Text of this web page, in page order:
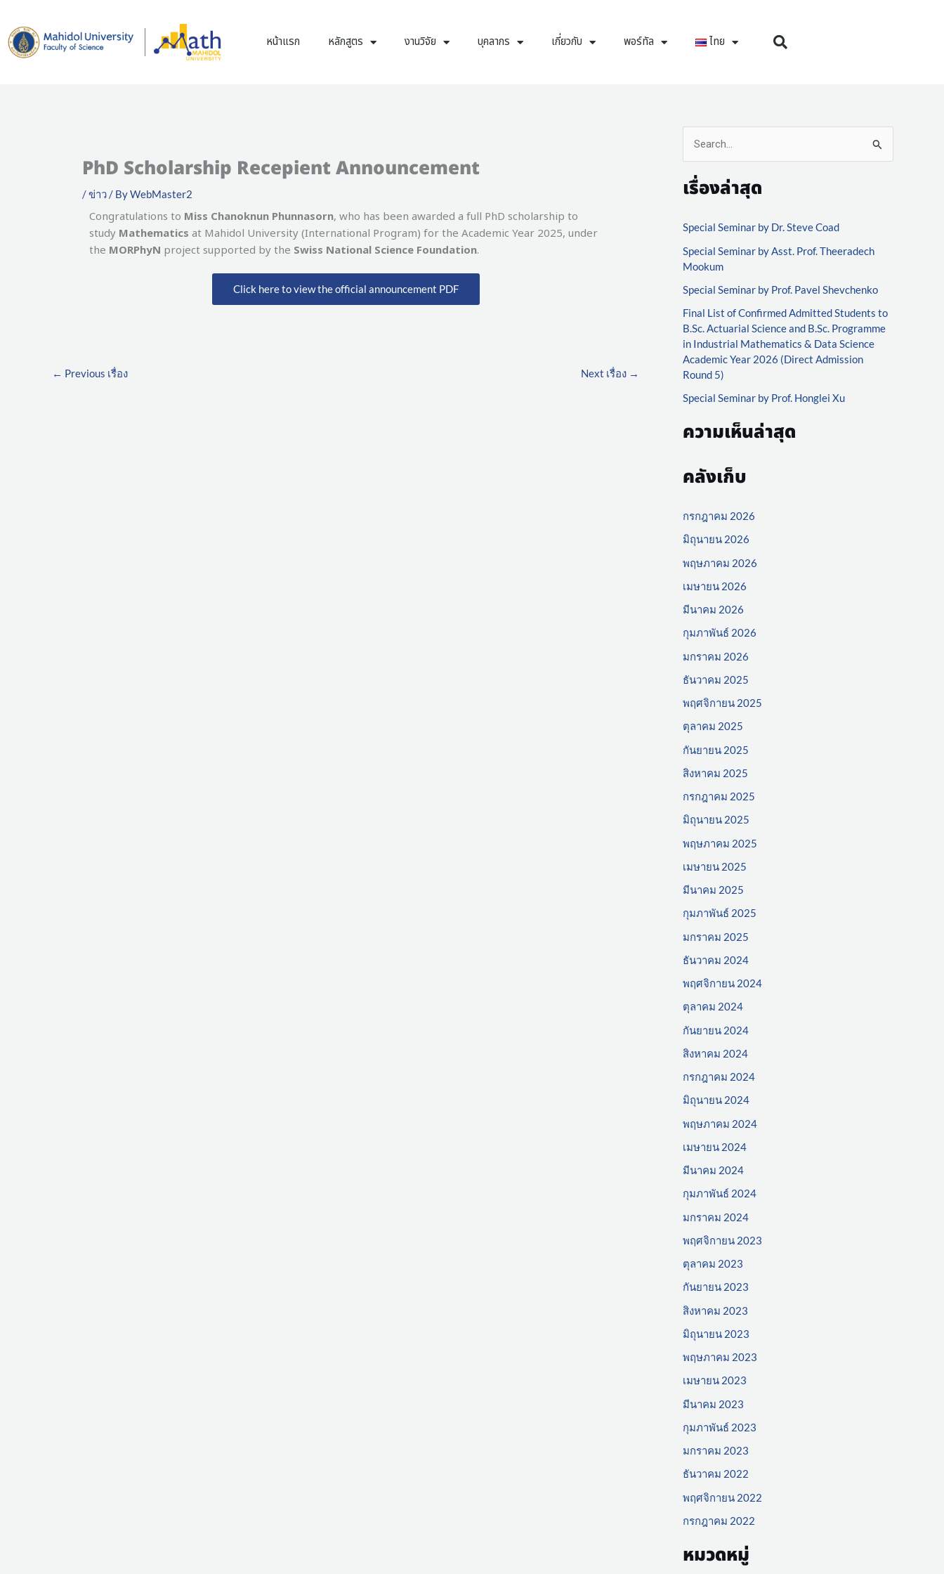
content
หน้าแรก หลักสูตร งานวิจัย บุคลากร เกี่ยวกับ พอร์ทัล ไทย
PhD Scholarship Recepient Announcement
/ข่าว/ ByWebMaster2
Congratulations to Miss Chanoknun Phunnasorn, who has been awarded a full PhD scholarship to
study Mathematics at Mahidol University (International Program) for the Academic Year 2025, under
the MORPhyN project supported by the Swiss National Science Foundation.
Click here to view the official announcement PDF
← Previous เรื่อง Next เรื่อง →
a
c
h
f
o
r
:
เรื่องล่าสุด
Special Seminar by Dr. Steve Coad
Special Seminar by Asst. Prof. Theeradech
Mookum
Special Seminar by Prof. Pavel Shevchenko
Final List of Confirmed Admitted Students to
B.Sc. Actuarial Science and B.Sc. Programme
in Industrial Mathematics & Data Science
Academic Year 2026 (Direct Admission
Round 5)
Special Seminar by Prof. Honglei Xu
ความเห็นล่าสุด
คลังเก็บ
กรกฎาคม 2026
มิถุนายน 2026
พฤษภาคม 2026
เมษายน 2026
มีนาคม 2026
กุมภาพันธ์ 2026
มกราคม 2026
ธันวาคม 2025
พฤศจิกายน 2025
ตุลาคม 2025
กันยายน 2025
สิงหาคม 2025
กรกฎาคม 2025
มิถุนายน 2025
พฤษภาคม 2025
เมษายน 2025
มีนาคม 2025
กุมภาพันธ์ 2025
มกราคม 2025
ธันวาคม 2024
พฤศจิกายน 2024
ตุลาคม 2024
กันยายน 2024
สิงหาคม 2024
กรกฎาคม 2024
มิถุนายน 2024
พฤษภาคม 2024
เมษายน 2024
มีนาคม 2024
กุมภาพันธ์ 2024
มกราคม 2024
พฤศจิกายน 2023
ตุลาคม 2023
กันยายน 2023
สิงหาคม 2023
มิถุนายน 2023
พฤษภาคม 2023
เมษายน 2023
มีนาคม 2023
กุมภาพันธ์ 2023
มกราคม 2023
ธันวาคม 2022
พฤศจิกายน 2022
กรกฎาคม 2022
หมวดหมู่